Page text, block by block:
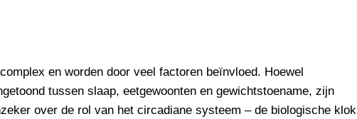
en worden door veel factoren beïnvloed. Hoewel
tussen slaap, eetgewoonten en gewichtstoename, zijn
over de rol van het circadiane systeem – de biologische klok